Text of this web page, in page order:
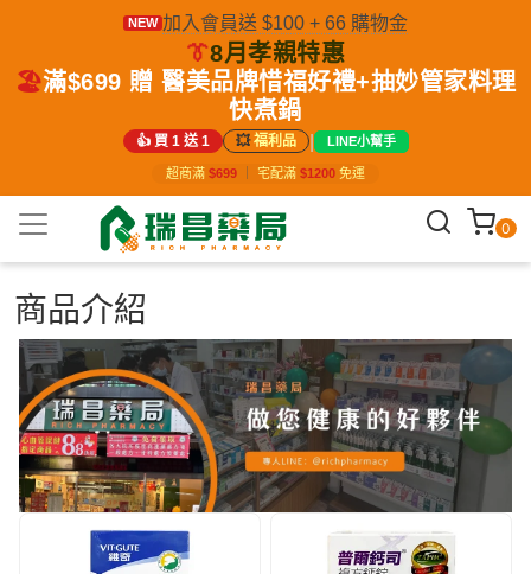
NEW 加入會員送 $100 + 66 購物金
👔8月孝親特惠
🏖️滿$699 贈 醫美品牌惜福好禮+抽妙管家料理
快煮鍋
👍 買 1 送 1 💥福利品 | LINE小幫手
超商滿 $699 宅配滿 $1200 免運
0
商品介紹